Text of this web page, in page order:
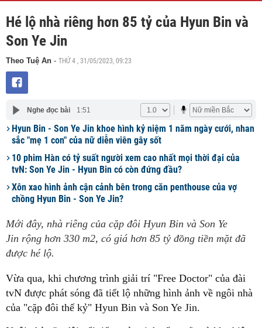
Hé lộ nhà riêng hơn 85 tỷ của Hyun Bin và
Son Ye Jin
Theo Tuệ An - THỨ 4 , 31/05/2023, 09:23
Nghe đọc bài 1:51
Hyun Bin - Son Ye Jin khoe hình kỷ niệm 1 năm ngày cưới, nhan
sắc "mẹ 1 con" của nữ diễn viên gây sốt
10 phim Hàn có tỷ suất người xem cao nhất mọi thời đại của
tvN: Son Ye Jin - Hyun Bin có còn đứng đầu?
Xôn xao hình ảnh cận cảnh bên trong căn penthouse của vợ
chồng Hyun Bin - Son Ye Jin?
Mới đây, nhà riêng của cặp đôi Hyun Bin và Son Ye
Jin rộng hơn 330 m2, có giá hơn 85 tỷ đồng tiền mặt đã
được hé lộ.
Vừa qua, khi chương trình giải trí "Free Doctor" của đài
tvN được phát sóng đã tiết lộ những hình ảnh về ngôi nhà
của "cặp đôi thế kỷ" Hyun Bin và Son Ye Jin.